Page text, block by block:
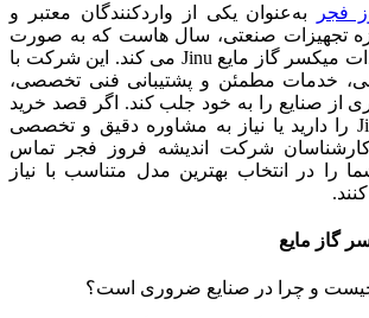
فجر
به‌عنوان یکی از واردکنندگان معتبر و
تجهیزات صنعتی، سال‌ هاست که به‌ صورت
رسمی اقدام به واردات میکسر گاز مایع Jinu می‌ کند. این شرکت با
خدمات مطمئن و پشتیبانی فنی تخصصی،
از صنایع را به خود جلب کند. اگر قصد خرید
میکسر گاز مایع Jinu را دارید یا نیاز به مشاوره دقیق و تخصصی
کارشناسان شرکت اندیشه فروز فجر تماس
را در انتخاب بهترین مدل متناسب با نیاز
گاز مایع